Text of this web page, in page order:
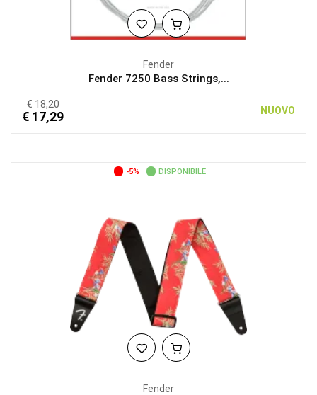
Fender
Fender 7250 Bass Strings,...
€ 18,20
€ 17,29 NUOVO
-5% DISPONIBILE
Fender